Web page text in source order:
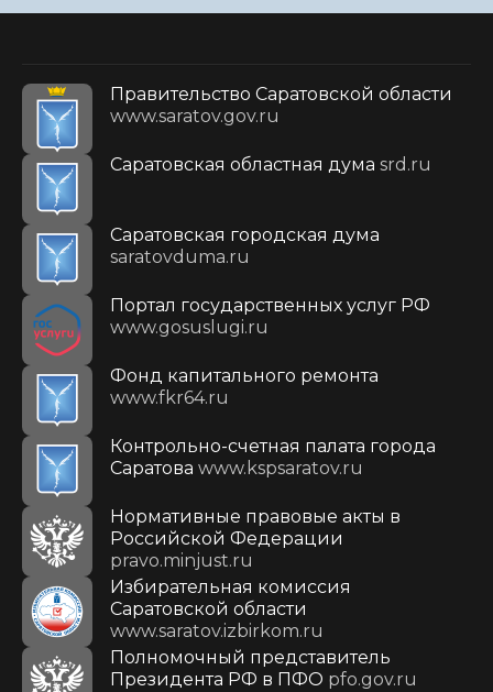
Правительство Саратовской области
www.saratov.gov.ru
Саратовская областная дума srd.ru
Саратовская городская дума
saratovduma.ru
Портал государственных услуг РФ
www.gosuslugi.ru
Фонд капитального ремонта
www.fkr64.ru
Контрольно-счетная палата города
Саратова www.kspsaratov.ru
Нормативные правовые акты в
Российской Федерации
pravo.minjust.ru
Избирательная комиссия
Саратовской области
www.saratov.izbirkom.ru
Полномочный представитель
Президента РФ в ПФО pfo.gov.ru